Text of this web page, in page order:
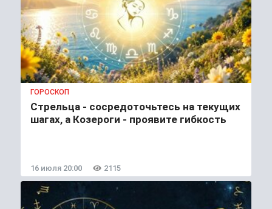
ГОРОСКОП
Стрельца - сосредоточьтесь на текущих
шагах, а Козероги - проявите гибкость
16 июля 20:00 2115